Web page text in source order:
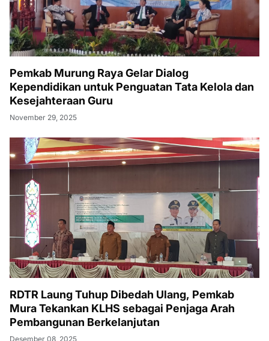
Pemkab Murung Raya Gelar Dialog
Kependidikan untuk Penguatan Tata Kelola dan
Kesejahteraan Guru
November 29, 2025
RDTR Laung Tuhup Dibedah Ulang, Pemkab
Mura Tekankan KLHS sebagai Penjaga Arah
Pembangunan Berkelanjutan
Desember 08, 2025